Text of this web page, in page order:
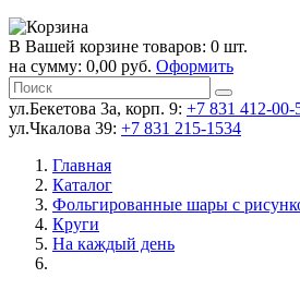
В Вашей корзине товаров: 0 шт.
на сумму: 0,00 руб. Оформить
ул.Бекетова 3а, корп. 9: +7 831 412-00-
ул.Чкалова 39: +7 831 215-1534
Главная
Каталог
Фольгированные шары с
Круги
На каждый день